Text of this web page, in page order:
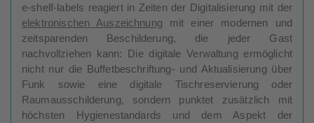
e-shelf-labels reagiert in Zeiten der Digitalisierung mit der
elektronischen Auszeichnung mit einer modernen und
zeitsparenden Beschilderung, die jeder Gast
nachvollziehen kann: Die digitale Verwaltung ermöglicht
nicht nur die Buffetbeschriftung- und Aktualisierung über
Funk sowie eine digitale Tischreservierung oder
Raumausschilderung, sondern punktet zusätzlich mit
höchsten Hygienestandards und dem Aspekt der